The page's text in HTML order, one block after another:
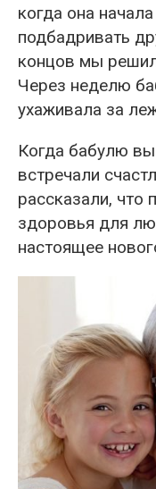
когда она
подбадривать
концов мы
Через неделю
ухаживала за
Когда бабулю
встречали
рассказали,
здоровья для
настоящее